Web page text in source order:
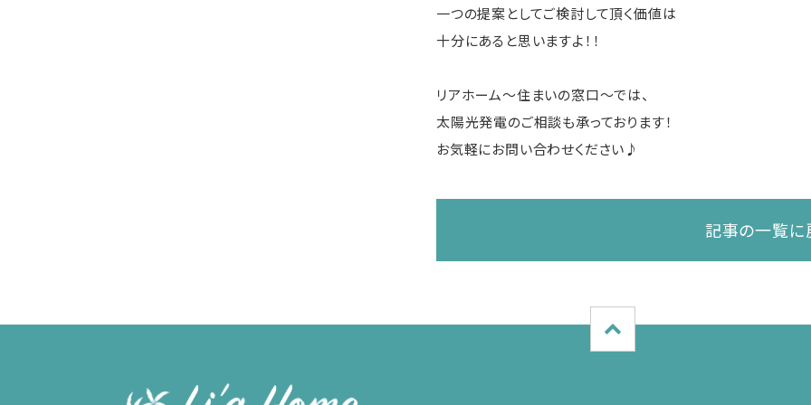
一つの提案としてご検討して頂く価値は
十分にあると思いますよ！！
リアホーム～住まいの窓口～では、
太陽光発電のご相談も承っております！
お気軽にお問い合わせください♪
記事の一覧に